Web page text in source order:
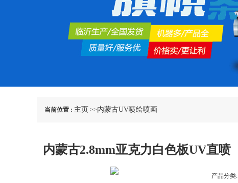
当前位置 : 主页 >>内蒙古UV喷绘喷画
内蒙古2.8mm亚克力白色板UV直喷
产品分类: